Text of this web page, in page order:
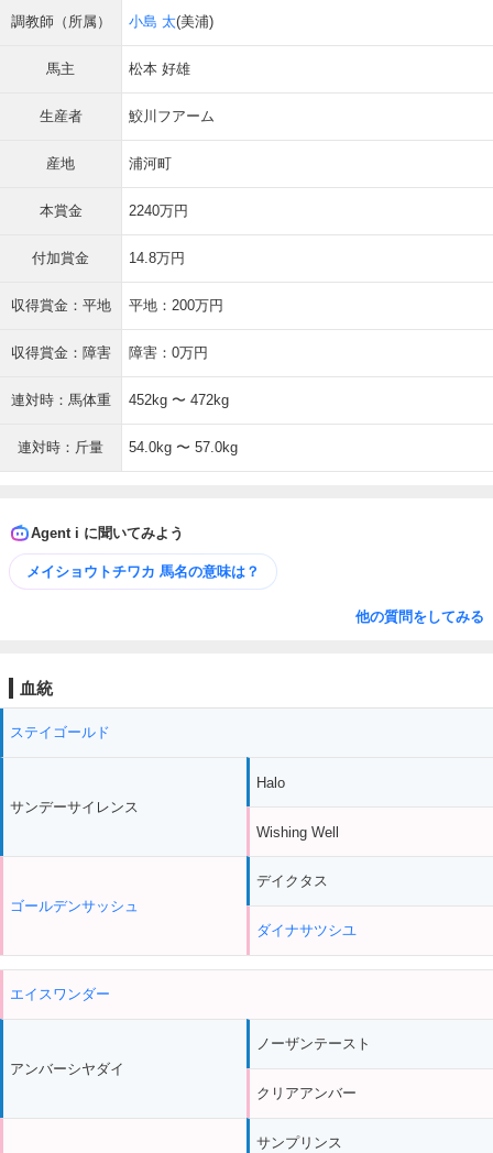
調教師（所属） 小島 太(美浦)
馬主 松本 好雄
生産者 鮫川フアーム
産地 浦河町
本賞金 2240万円
付加賞金 14.8万円
収得賞金：平地 平地：200万円
収得賞金：障害 障害：0万円
連対時：馬体重 452kg 〜 472kg
連対時：斤量 54.0kg 〜 57.0kg
Agent i に聞いてみよう
メイショウトチワカ 馬名の意味は？
他の質問をしてみる
血統
ステイゴールド
サンデーサイレンス
ゴールデンサッシュ
Halo
Wishing Well
デイクタス
ダイナサツシユ
エイスワンダー
アンバーシヤダイ
ノーザンテースト
クリアアンバー
サンプリンス